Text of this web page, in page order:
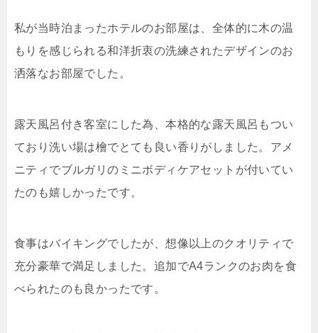
私が当時泊まったホテルのお部屋は、全体的に木の温
もりを感じられる和洋折衷の洗練されたデザインのお
洒落なお部屋でした。
露天風呂付き客室にした為、本格的な露天風呂もつい
ており洗い場は檜でとても良い香りがしました。アメ
ニティでブルガリのミニボディケアセットが付いてい
たのも嬉しかったです。
食事はバイキングでしたが、想像以上のクオリティで
充分豪華で満足しました。追加でA4ランクのお肉を食
べられたのも良かったです。